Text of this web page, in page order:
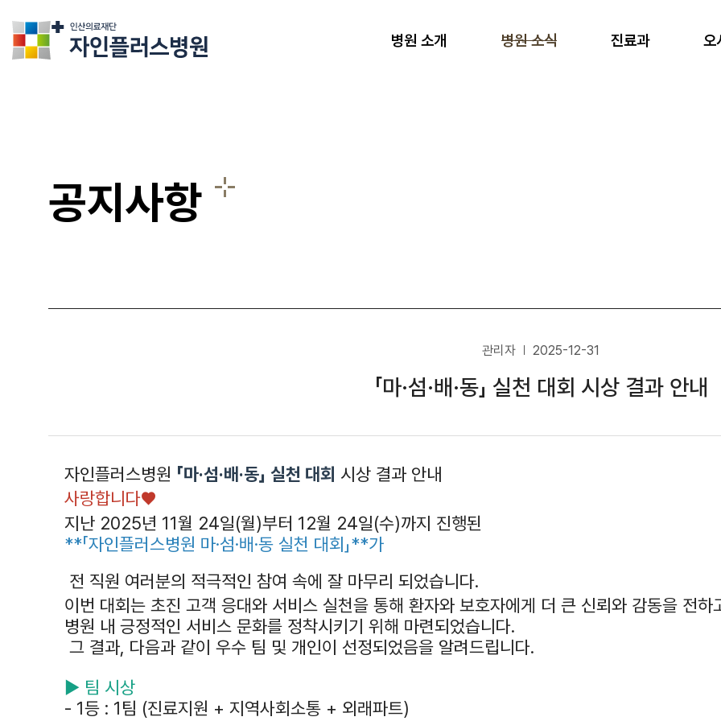
병원 소개 병원 소식 진료과 오
공지사항
관리자 2025-12-31
「마·섬·배·동」 실천 대회 시상 결과 안내
자인플러스병원 「마·섬·배·동」 실천 대회 시상 결과 안내
사랑합니다♥
지난 2025년 11월 24일(월)부터 12월 24일(수)까지 진행된
**「자인플러스병원 마·섬·배·동 실천 대회」**가
전 직원 여러분의 적극적인 참여 속에 잘 마무리 되었습니다.
이번 대회는 초진 고객 응대와 서비스 실천을 통해 환자와 보호자에게 더 큰 신뢰와 감동을 전하
병원 내 긍정적인 서비스 문화를 정착시키기 위해 마련되었습니다.
그 결과, 다음과 같이 우수 팀 및 개인이 선정되었음을 알려드립니다.
▶ 팀 시상
- 1등 : 1팀 (진료지원 + 지역사회소통 + 외래파트)